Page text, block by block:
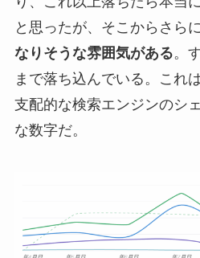
と思ったが、そこからさらに
なりそうな雰囲気がある。
まで落ち込んでいる。これ
支配的な検索エンジンのシ
な数字だ。